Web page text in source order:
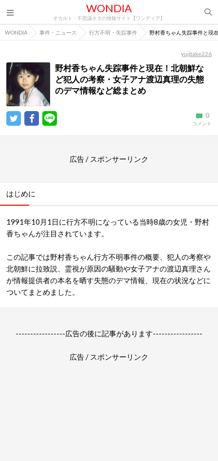
WONDIA
オカルト・不思議ネタの情報サイト【ワンディア】
WONDIA 事件・ニュース 行方不明・失踪事件 野村香ちゃん失踪事件と現
yujitake226
野村香ちゃん失踪事件と現在！北朝鮮な
ど犯人の考察・女子アナ渡辺真理の失態
のデマ情報など総まとめ
0
コメント
広告 / スポンサーリンク
はじめに
1991年10月1日に行方不明になっている当時8歳の女児・野村
香ちゃんが注目されています。
この記事では野村香ちゃん行方不明事件の概要、犯人の考察や
北朝鮮に拉致説、霊視が原因の騒動や女子アナの渡辺真理さん
が情報提供者の本名を晒す失態のデマ情報、現在の状況などに
ついてまとめました。
-----------------広告の後に記事があります-----------------
広告 / スポンサーリンク